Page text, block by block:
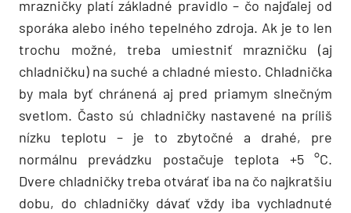
mrazničky platí základné pravidlo – čo najďalej od
sporáka alebo iného tepelného zdroja. Ak je to len
trochu možné, treba umiestniť mrazničku (aj
chladničku) na suché a chladné miesto. Chladnička
by mala byť chránená aj pred priamym slnečným
svetlom. Často sú chladničky nastavené na príliš
nízku teplotu – je to zbytočné a drahé, pre
normálnu prevádzku postačuje teplota +5 °C.
Dvere chladničky treba otvárať iba na čo najkratšiu
dobu, do chladničky dávať vždy iba vychladnuté